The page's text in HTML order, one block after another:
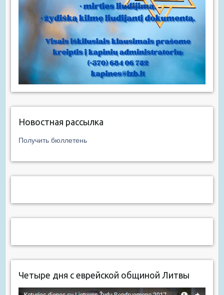
Новостная рассылка
Получить бюллетень
Четыре дня с еврейской общиной Литвы